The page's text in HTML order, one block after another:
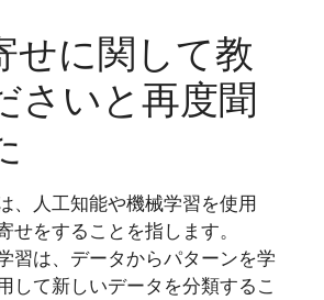
せに関して教
さいと再度聞
、人工知能や機械学習を使用
せをすることを指します。
習は、データからパターンを学
して新しいデータを分類するこ